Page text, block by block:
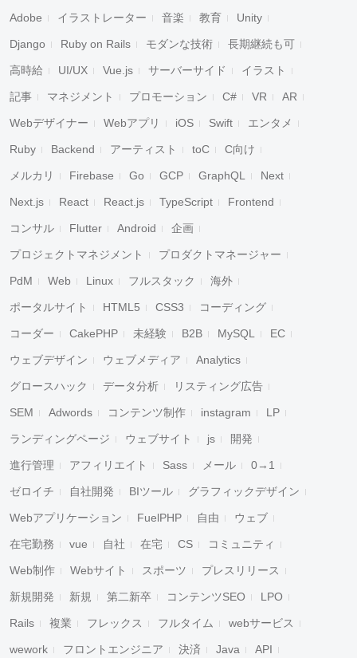
Adobe イラストレーター 音楽 教育 Unity
Django Ruby on Rails モダンな技術 長期継続も可
高時給 UI/UX Vue.js サーバーサイド イラスト
記事 マネジメント プロモーション C# VR AR
Webデザイナー Webアプリ iOS Swift エンタメ
Ruby Backend アーティスト toC C向け
メルカリ Firebase Go GCP GraphQL Next
Next.js React React.js TypeScript Frontend
コンサル Flutter Android 企画
プロジェクトマネジメント プロダクトマネージャー
PdM Web Linux フルスタック 海外
ポータルサイト HTML5 CSS3 コーディング
コーダー CakePHP 未経験 B2B MySQL EC
ウェブデザイン ウェブメディア Analytics
グロースハック データ分析 リスティング広告
SEM Adwords コンテンツ制作 instagram LP
ランディングページ ウェブサイト js 開発
進行管理 アフィリエイト Sass メール 0→1
ゼロイチ 自社開発 BIツール グラフィックデザイン
Webアプリケーション FuelPHP 自由 ウェブ
在宅勤務 vue 自社 在宅 CS コミュニティ
Web制作 Webサイト スポーツ プレスリリース
新規開発 新規 第二新卒 コンテンツSEO LPO
Rails 複業 フレックス フルタイム webサービス
wework フロントエンジニア 決済 Java API